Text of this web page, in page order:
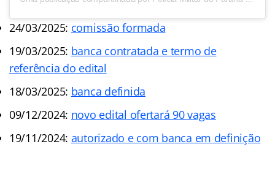
24/03/2025: comissão formada
19/03/2025: banca contratada e termo de
referência do edital
18/03/2025: banca definida
09/12/2024: novo edital ofertará 90 vagas
19/11/2024: autorizado e com banca em definição